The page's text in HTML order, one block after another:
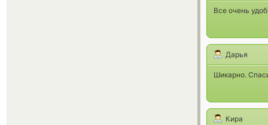
Все очень
Дарья
Шикарно.
Кира